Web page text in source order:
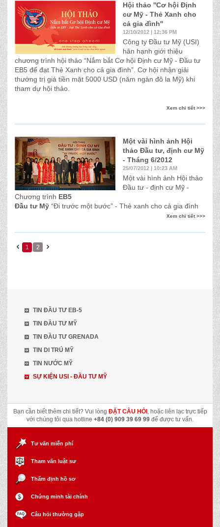
Hội thảo ''Cơ hội Định
cư Mỹ - Thẻ Xanh cho
cả gia đình''
12/10/2012 | 12:36 PM
Công ty Đầu tư Mỹ (USI)
hân hạnh giới thiệu
chương trình hội thảo “Nắm bắt Cơ hội Định cư Mỹ - Đầu tư
EB5 để đạt Thẻ Xanh cho cả gia đình”. Cơ hội nhận giải
thưởng trị giá tiền mặt 5000 USD (năm ngàn đô la Mỹ) khi
tham dự hội thảo.
Xem chi tiết >>>
Một vài hình ảnh Hội
thảo Đầu tư, định cư Mỹ
- Tháng 6/2012
25/07/2012 | 10:23 AM
Một vài hình ảnh Hội thảo
Đầu tư - định cư Mỹ -
Chương trình EB5
Đầu tư Mỹ “Đi trước một bước” - Thẻ xanh cho cả gia đình
Xem chi tiết >>>
1 2
TIN ĐẦU TƯ EB-5
TIN ĐẦU TƯ MỸ
TIN ĐẦU TƯ GRENADA
TIN DI TRÚ MỸ
TIN NƯỚC MỸ
SỰ KIỆN USI - ĐẦU TƯ MỸ
Bạn cần biết thêm chi tiết? Vui lòng ĐẶT CÂU HỎI , hoặc liên lạc trực tiếp
với chúng tôi qua hotline +84 (0) 909 39 69 99 để được tư vấn.
Tư vấn miễn phí
Tham vấn luật sư
Thẩm định hồ sơ
Chứng minh tài chính
Câu hỏi thường gặp